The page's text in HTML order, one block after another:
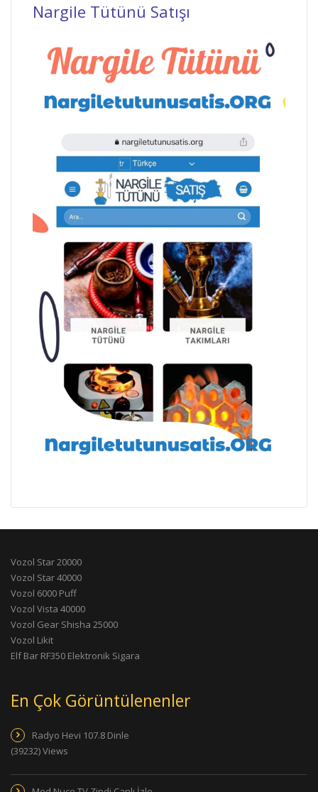
Nargile Tütünü Satışı
Vozol Star 20000
Vozol Star 40000
Vozol 6000 Puff
Vozol Vista 40000
Vozol Gear Shisha 25000
Vozol Likit
Elf Bar RF350 Elektronik Sigara
En Çok Görüntülenenler
Radyo Hevi 107.8 Dinle
(39232) Views